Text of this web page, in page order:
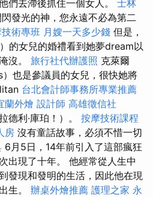
們去滯後抓住一個女人。 士林
發光的神，您永遠不必為第二
術專班 月嫂一天多少錢 但是，
的女兒的婚禮看到她夢dream以
沒。 旅行社代辦護照 克萊爾
也是參議員的女兒，很快她將
台北會計師事務所專業推薦
蘭外燴 設計師 高雄徵信社
德利·庫珀！）。 按摩技術課程
房 沒有童話故事，必須不惜一切
6月5日，14年前引入了這部瘋狂
出現了十年。 他經常從人生中
發現和發明的生活，因此他在現
生。 辦桌外燴推薦 護理之家 永